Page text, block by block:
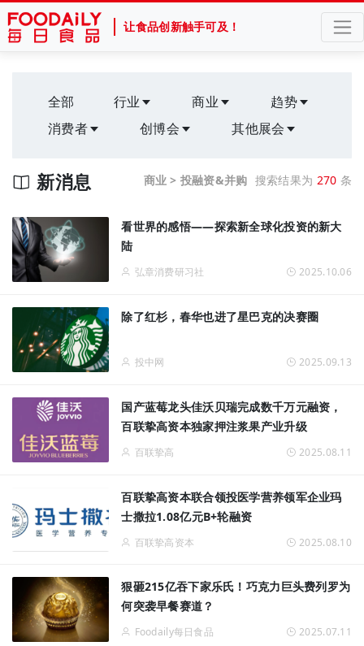
让食品创新触手可及！
全部 行业 商业
趋势
消费者
创博会 其他展会
商业 > 投融资&并购 搜索结果为 270 条
新消息
看世界的感悟——探索新全球化投资的新大
陆
弘章消费研习社 2025.10.06
除了红杉，春华也进了星巴克的决赛圈
投中网 2025.09.13
国产蓝莓龙头佳沃贝瑞完成数千万元融资，
百联挚高资本独家押注浆果产业升级
百联挚高 2025.08.11
百联挚高资本联合领投医学营养领军企业玛
士撒拉1.08亿元B+轮融资
百联挚高资本 2025.08.10
狠砸215亿吞下家乐氏！巧克力巨头费列罗为
何突袭早餐赛道？
Foodaily每日食品 2025.07.11